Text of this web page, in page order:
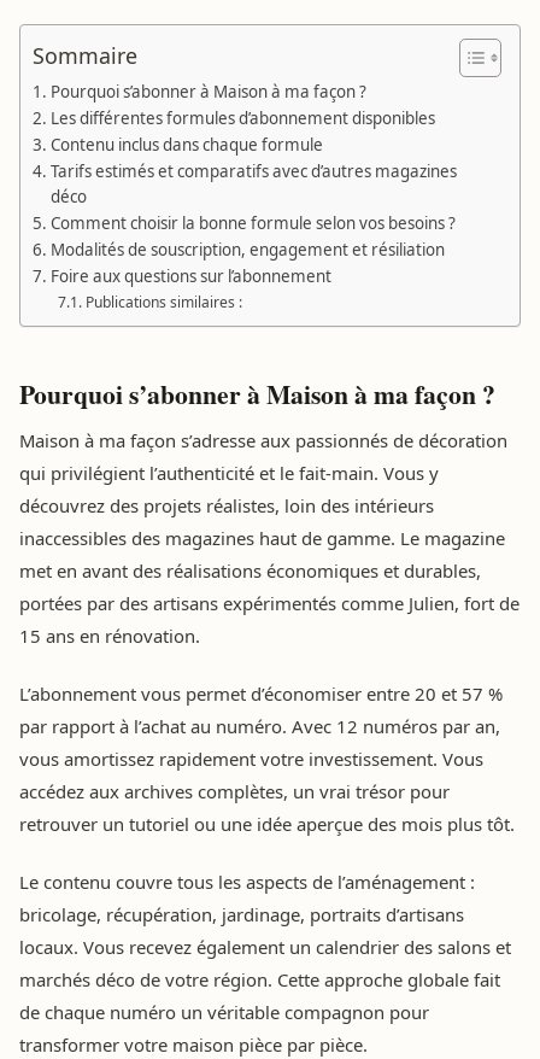
Sommaire
Pourquoi s’abonner à Maison à ma façon ?
Les différentes formules d’abonnement disponibles
Contenu inclus dans chaque formule
Tarifs estimés et comparatifs avec d’autres magazines
déco
Comment choisir la bonne formule selon vos besoins ?
Modalités de souscription, engagement et résiliation
Foire aux questions sur l’abonnement
Publications similaires :
Pourquoi s’abonner à Maison à ma façon ?
Maison à ma façon s’adresse aux passionnés de décoration
qui privilégient l’authenticité et le fait-main. Vous y
découvrez des projets réalistes, loin des intérieurs
inaccessibles des magazines haut de gamme. Le magazine
met en avant des réalisations économiques et durables,
portées par des artisans expérimentés comme Julien, fort de
15 ans en rénovation.
L’abonnement vous permet d’économiser entre 20 et 57 %
par rapport à l’achat au numéro. Avec 12 numéros par an,
vous amortissez rapidement votre investissement. Vous
accédez aux archives complètes, un vrai trésor pour
retrouver un tutoriel ou une idée aperçue des mois plus tôt.
Le contenu couvre tous les aspects de l’aménagement :
bricolage, récupération, jardinage, portraits d’artisans
locaux. Vous recevez également un calendrier des salons et
marchés déco de votre région. Cette approche globale fait
de chaque numéro un véritable compagnon pour
transformer votre maison pièce par pièce.